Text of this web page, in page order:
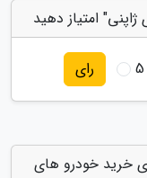
5 رای
جهانی برای خرید خودرو های